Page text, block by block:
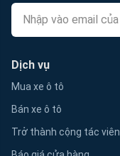
Dịch vụ
Mua xe ô tô
Bán xe ô tô
Trở thành cộng tác viên